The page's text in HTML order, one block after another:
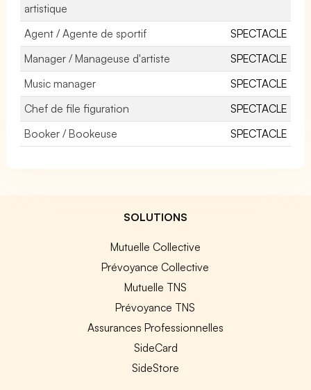
artistique
Agent / Agente de sportif
SPECTACLE
Manager / Manageuse d'artiste
SPECTACLE
Music manager
SPECTACLE
Chef de file figuration
SPECTACLE
Booker / Bookeuse
SPECTACLE
SOLUTIONS
Mutuelle Collective
Prévoyance Collective
Mutuelle TNS
Prévoyance TNS
Assurances Professionnelles
SideCard
SideStore